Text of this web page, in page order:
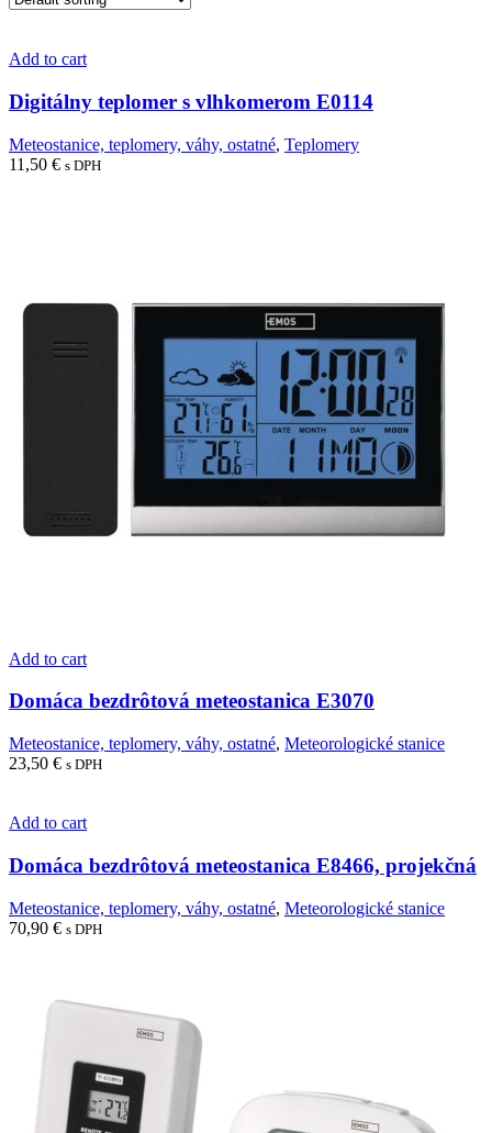
Add to cart
Digitálny teplomer s vlhkomerom E0114
Meteostanice, teplomery, váhy, ostatné, Teplomery
11,50 € s DPH
Add to cart
Domáca bezdrôtová meteostanica E3070
Meteostanice, teplomery, váhy, ostatné, Meteorologické stanice
23,50 € s DPH
Add to cart
Domáca bezdrôtová meteostanica E8466, projekčná
Meteostanice, teplomery, váhy, ostatné, Meteorologické stanice
70,90 € s DPH